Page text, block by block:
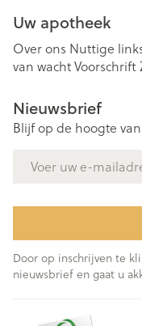
Uw apotheek
Over ons Nuttige
van wachtVoorschrift
Nieuwsbrief
Blijf op de hoogte
Door op inschrijven te
nieuwsbrief en gaat u